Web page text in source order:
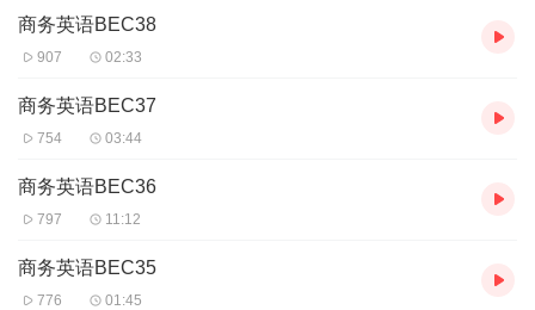
商务英语BEC38
907 02:33
商务英语BEC37
754 03:44
商务英语BEC36
797 11:12
商务英语BEC35
776 01:45